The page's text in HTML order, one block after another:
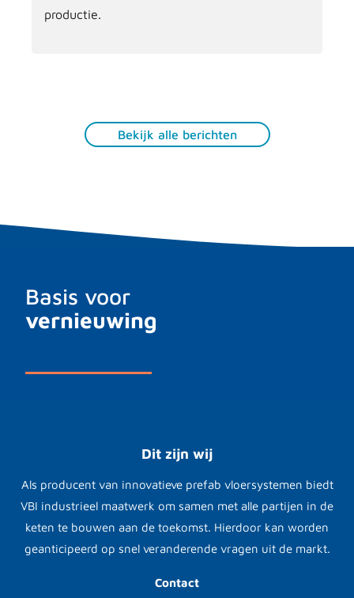
productie.
Bekijk alle berichten
Basis voor
vernieuwing
Dit zijn wij
Als producent van innovatieve prefab vloersystemen biedt
VBI industrieel maatwerk om samen met alle partijen in de
keten te bouwen aan de toekomst. Hierdoor kan worden
geanticipeerd op snel veranderende vragen uit de markt.
Contact